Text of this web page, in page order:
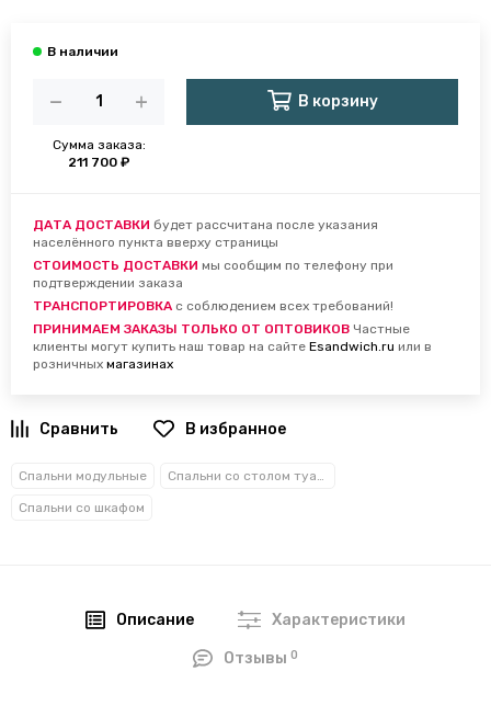
Сумма заказа:
211 700 ₽
В корзину
ДАТА ДОСТАВКИ будет рассчитана после указания
населённого пункта вверху страницы
СТОИМОСТЬ ДОСТАВКИ мы сообщим по телефону при
подтверждении заказа
ТРАНСПОРТИРОВКА с соблюдением всех требований!
ПРИНИМАЕМ ЗАКАЗЫ ТОЛЬКО ОТ ОПТОВИКОВ Частные
клиенты могут купить наш товар на сайте Esandwich.ru или в
розничных магазинах
В избранное
Спальни модульные Спальни со столом туалетным
Спальни со шкафом
Описание Характеристики
Отзывы0